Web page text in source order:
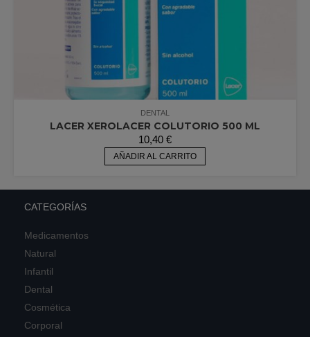
DENTAL
LACER XEROLACER COLUTORIO 500 ML
10,40 €
AÑADIR AL CARRITO
CATEGORÍAS
Medicamentos
Natural
Infantil
Dental
Cosmética
Corporal